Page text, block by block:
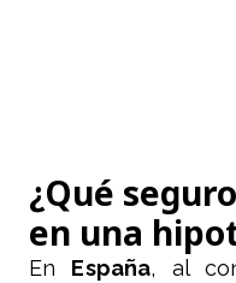
¿Qué
en una
En España, al